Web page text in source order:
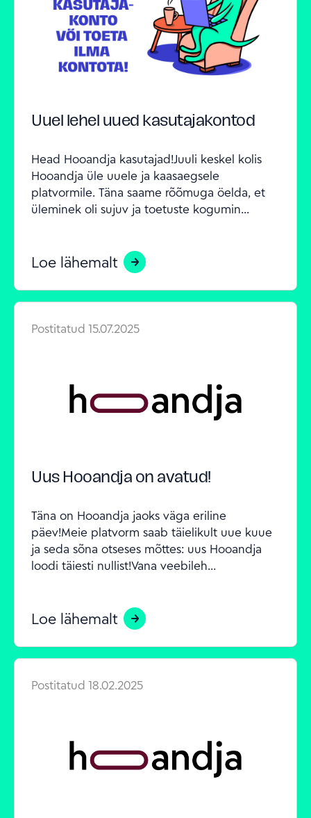
Uuel lehel uued kasutajakontod
Head Hooandja kasutajad!Juuli keskel kolis
Hooandja üle uuele ja kaasaegsele
platvormile. Täna saame rõõmuga öelda, et
üleminek oli sujuv ja toetuste kogumin...
Loe lähemalt
Postitatud 15.07.2025
Uus Hooandja on avatud!
Täna on Hooandja jaoks väga eriline
päev!Meie platvorm saab täielikult uue kuue
ja seda sõna otseses mõttes: uus Hooandja
loodi täiesti nullist!Vana veebileh...
Loe lähemalt
Postitatud 18.02.2025